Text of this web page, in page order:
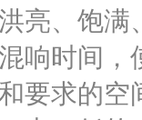
亮、饱
响时间
要求的空